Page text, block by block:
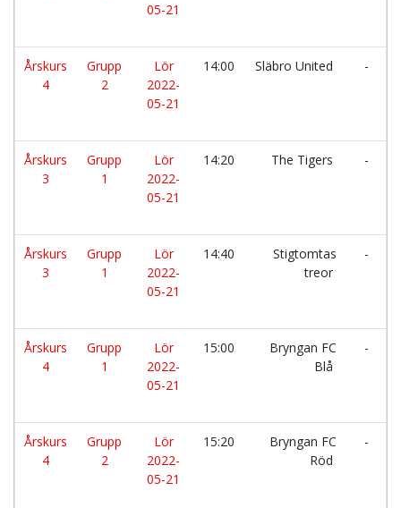
05-21
Årskurs
4
Grupp
2
Lör
2022-
05-21
14:00 Släbro United -
Årskurs
3
Grupp
1
Lör
2022-
05-21
14:20 The Tigers -
Årskurs
3
Grupp
1
Lör
2022-
05-21
14:40
Stigtomtas
treor
-
Årskurs
4
Grupp
1
Lör
2022-
05-21
15:00
Bryngan FC
Blå
-
Årskurs
4
Grupp
2
Lör
2022-
05-21
15:20
Bryngan FC
Röd
-